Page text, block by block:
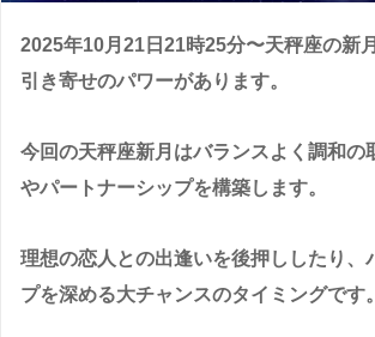
2025年10月21日21時25分〜天秤座の新
引き寄せのパワーがあります。
今回の天秤座新月はバランスよく調和の
やパートナーシップを構築します。
理想の恋人との出逢いを後押ししたり、
プを深める大チャンスのタイミングです。